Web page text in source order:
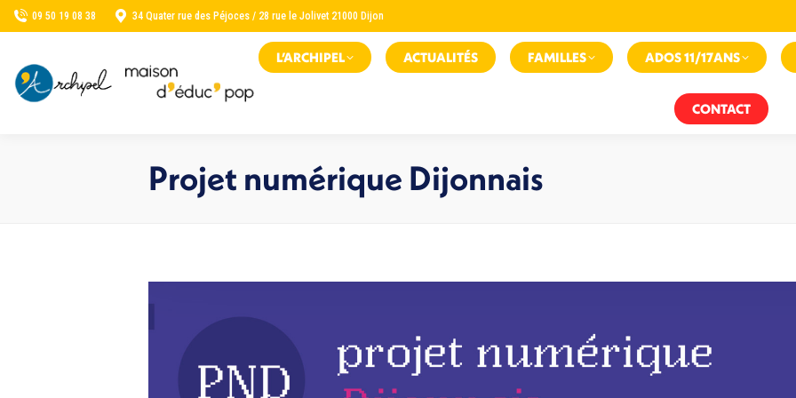
09 50 19 08 38 34 Quater rue des Péjoces / 28 rue le Jolivet 21000 Dijon
L’ARCHIPEL ACTUALITÉS FAMILLES ADOS 11/17ANS
CONTACT
Projet numérique Dijonnais